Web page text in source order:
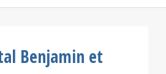
Benjamin et